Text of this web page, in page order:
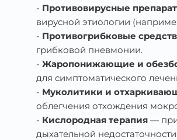
Противовирусные
вирусной этиологии
Противогрибковые
грибковой пневмонии.
Жаропонижающие и
для симптоматического
Муколитики и
облегчения отхождения
Кислородная терапия —
дыхательной